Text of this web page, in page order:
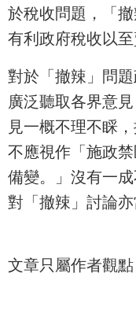
於稅收問題，「
有利政府稅收以至
對於「撤辣」問
廣泛聽取各界意
見一概不理不睬
不應視作「施政
備變。」沒有一
對「撤辣」討論亦
文章只屬作者觀點